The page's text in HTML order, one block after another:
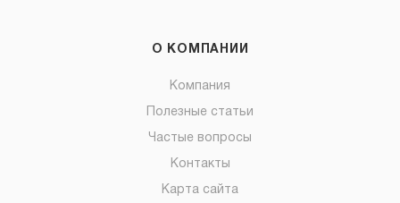
О КОМПАНИИ
Компания
Полезные статьи
Частые вопросы
Контакты
Карта сайта